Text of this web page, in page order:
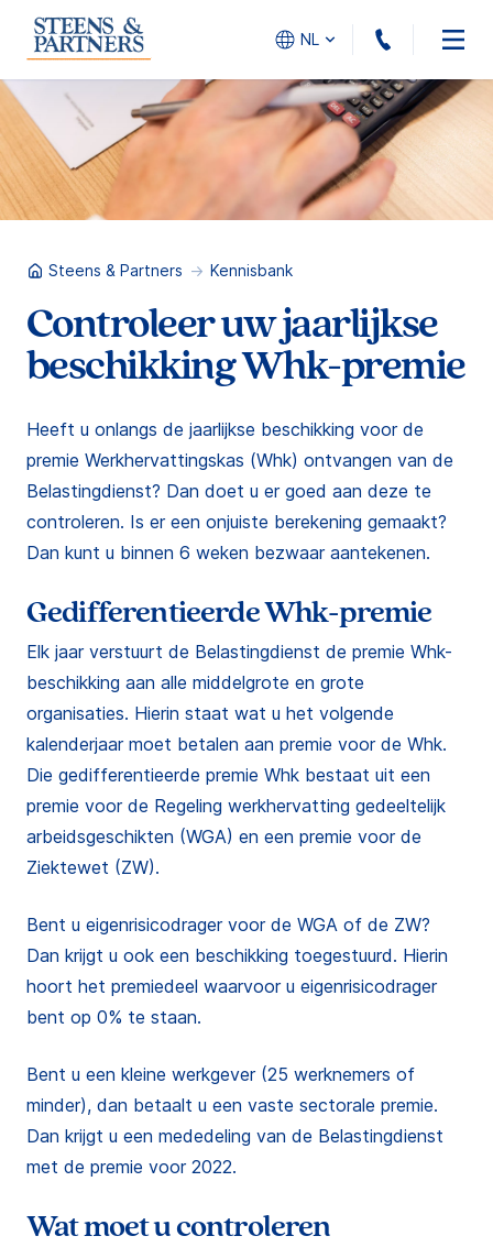
NL 010 -
Steens & Partners Kennisbank
Controleer uw jaarlijkse
beschikking Whk-premie
Heeft u onlangs de jaarlijkse beschikking voor de
premie Werkhervattingskas (Whk) ontvangen van de
Belastingdienst? Dan doet u er goed aan deze te
controleren. Is er een onjuiste berekening gemaakt?
Dan kunt u binnen 6 weken bezwaar aantekenen.
Gedifferentieerde Whk-premie
Elk jaar verstuurt de Belastingdienst de premie Whk-
beschikking aan alle middelgrote en grote
organisaties. Hierin staat wat u het volgende
kalenderjaar moet betalen aan premie voor de Whk.
Die gedifferentieerde premie Whk bestaat uit een
premie voor de Regeling werkhervatting gedeeltelijk
arbeidsgeschikten (WGA) en een premie voor de
Ziektewet (ZW).
Bent u eigenrisicodrager voor de WGA of de ZW?
Dan krijgt u ook een beschikking toegestuurd. Hierin
hoort het premiedeel waarvoor u eigenrisicodrager
bent op 0% te staan.
Bent u een kleine werkgever (25 werknemers of
minder), dan betaalt u een vaste sectorale premie.
Dan krijgt u een mededeling van de Belastingdienst
met de premie voor 2022.
Wat moet u controleren